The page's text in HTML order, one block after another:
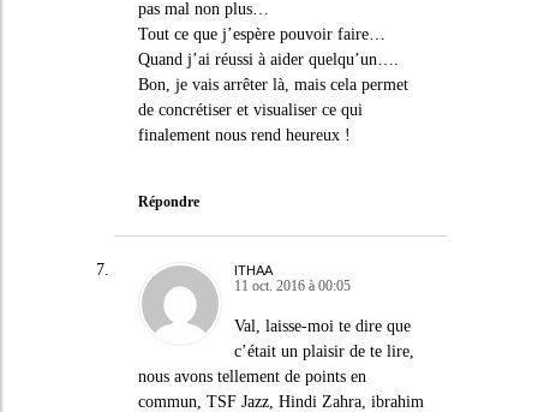
pas mal non plus…
Tout ce que j’espère pouvoir faire…
Quand j’ai réussi à aider quelqu’un….
Bon, je vais arrêter là, mais cela permet
de concrétiser et visualiser ce qui
finalement nous rend heureux !
Répondre
ITHAA
11 oct. 2016 à 00:05
Val, laisse-moi te dire que
c’était un plaisir de te lire,
nous avons tellement de points en
commun, TSF Jazz, Hindi Zahra, ibrahim